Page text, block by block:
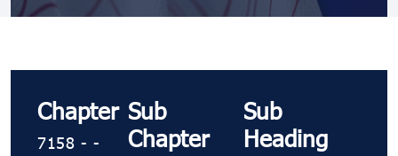
Chapter
7158 - -
Sub
Chapter
Sub
Heading